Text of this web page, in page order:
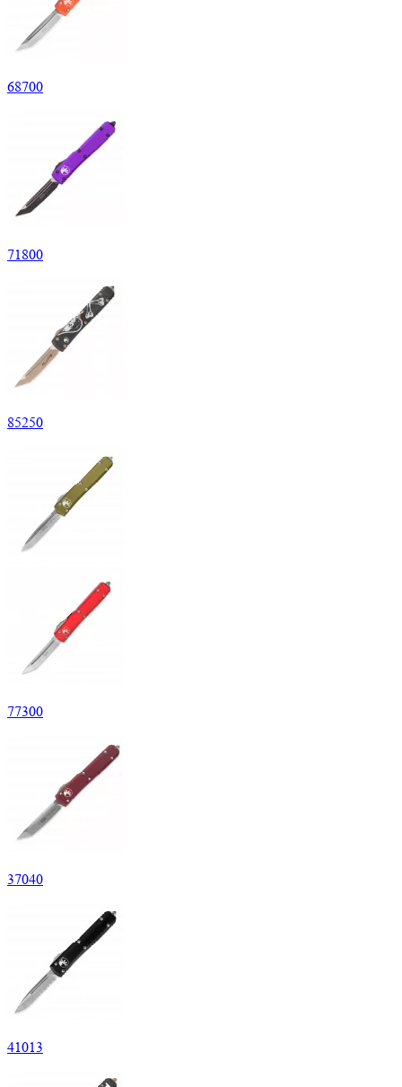
68700
71800
85250
77300
37040
41013